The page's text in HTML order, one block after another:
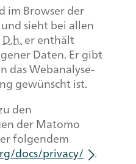
im Browser der
sieht bei allen
D.h.er enthält
Daten. Er gibt
das Webanalyse-
gewünscht ist.
den
der Matomo
folgendem
docs/privacy/ .